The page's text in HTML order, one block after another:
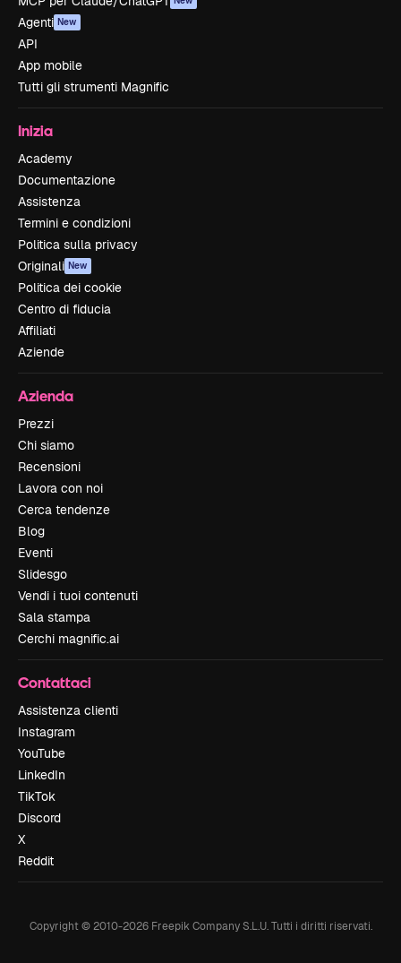
Agenti New
API
App mobile
Tutti gli strumenti Magnific
Inizia
Academy
Documentazione
Assistenza
Termini e condizioni
Politica sulla privacy
Originali New
Politica dei cookie
Centro di fiducia
Affiliati
Aziende
Azienda
Prezzi
Chi siamo
Recensioni
Lavora con noi
Cerca tendenze
Blog
Eventi
Slidesgo
Vendi i tuoi contenuti
Sala stampa
Cerchi magnific.ai
Contattaci
Assistenza clienti
Instagram
YouTube
LinkedIn
TikTok
Discord
X
Reddit
Copyright © 2010-2026Freepik Company S.L.U. Tutti i diritti riservati.